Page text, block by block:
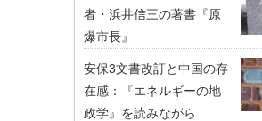
者・浜井信三の著書『原
爆市長』
安保3文書改訂と中国の存
在感：『エネルギーの地
政学』を読みながら